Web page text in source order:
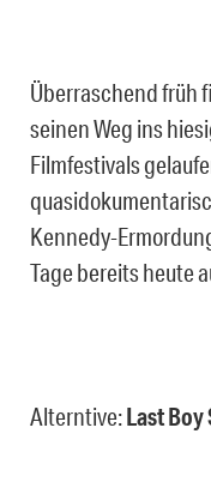
Überraschend früh
seinen Weg ins
Filmfestivals
Kennedy-
Tage bereits heute
Alterntive:Last Boy